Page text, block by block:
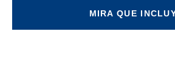
MIRA QUE